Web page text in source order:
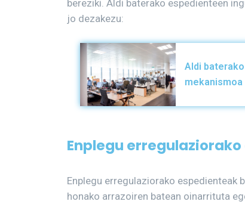
bereziki. Aldi baterako espedienteen
jo dezakezu:
Aldi
mekanismoa
Enplegu
Enplegu erregulaziorako espedienteak
honako arrazoiren batean oinarrituta